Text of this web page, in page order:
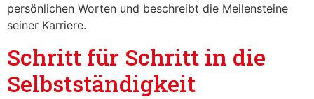
persönlichen Worten und beschreibt die Meilensteine
seiner Karriere.
Schritt für Schritt in die
Selbstständigkeit